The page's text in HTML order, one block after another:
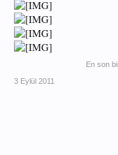
En son
3 Eylül 2011